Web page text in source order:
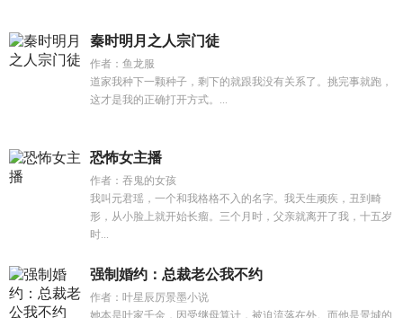
秦时明月之人宗门徒
作者：鱼龙服
道家我种下一颗种子，剩下的就跟我没有关系了。挑完事就跑，
这才是我的正确打开方式。...
恐怖女主播
作者：吞鬼的女孩
我叫元君瑶，一个和我格格不入的名字。我天生顽疾，丑到畸
形，从小脸上就开始长瘤。三个月时，父亲就离开了我，十五岁
时...
强制婚约：总裁老公我不约
作者：叶星辰厉景墨小说
她本是叶家千金，因受继母算计，被迫流落在外。而他是景城的